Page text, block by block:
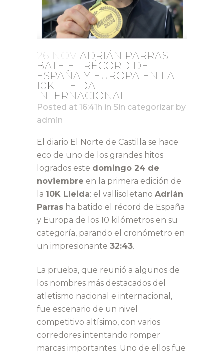
26 NOV ADRIÁN PARRAS
BATE EL RÉCORD DE
ESPAÑA Y EUROPA EN LA
10K LLEIDA
INTERNACIONAL
Posted at 16:41h in Sin categorizar by
admin
El diario El Norte de Castilla se hace
eco de uno de los grandes hitos
logrados este domingo 24 de
noviembre en la primera edición de
la 10K Lleida: el vallisoletano Adrián
Parras ha batido el récord de España
y Europa de los 10 kilómetros en su
categoría, parando el cronómetro en
un impresionante 32:43.
La prueba, que reunió a algunos de
los nombres más destacados del
atletismo nacional e internacional,
fue escenario de un nivel
competitivo altísimo, con varios
corredores intentando romper
marcas importantes. Uno de ellos fue